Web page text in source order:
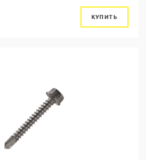
КУПИТЬ